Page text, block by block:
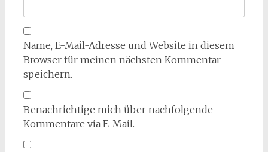
Name, E-Mail-Adresse und Website in diesem
Browser für meinen nächsten Kommentar
speichern.
Benachrichtige mich über nachfolgende
Kommentare via E-Mail.